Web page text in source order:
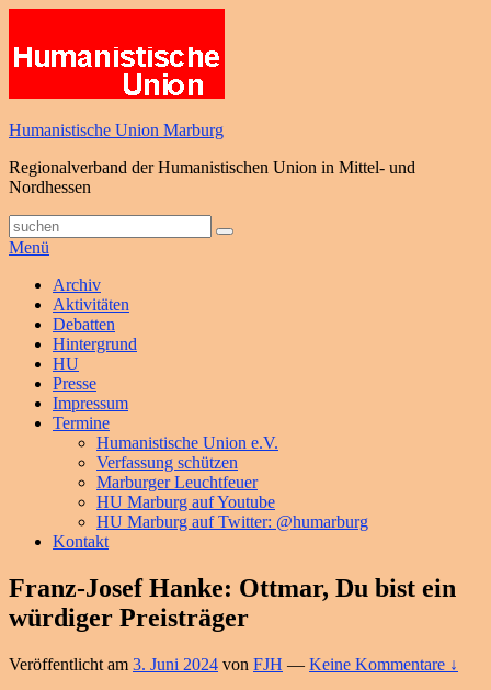
springen
Humanistische Union Marburg
Regionalverband der Humanistischen Union in Mittel- und
Nordhessen
Suche
nach:
Suchen
Menü
Primäres
Menü
Archiv
Aktivitäten
Debatten
Hintergrund
HU
Presse
Impressum
Termine
Humanistische Union e.V.
Verfassung schützen
Marburger Leuchtfeuer
HU Marburg auf Youtube
HU Marburg auf Twitter: @humarburg
Kontakt
Franz-Josef Hanke: Ottmar, Du bist ein
würdiger Preisträger
Veröffentlicht am 3. Juni 2024 von FJH — Keine Kommentare ↓